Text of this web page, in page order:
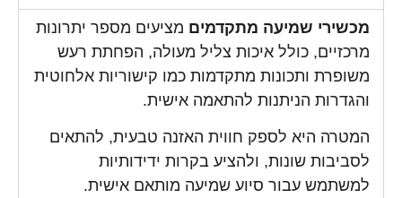
מכשירי שמיעה מתקדמים מציעים מספר יתרונות
מרכזיים, כולל איכות צליל מעולה, הפחתת רעש
משופרת ותכונות מתקדמות כמו קישוריות אלחוטית
והגדרות הניתנות להתאמה אישית.
המטרה היא לספק חווית האזנה טבעית, להתאים
לסביבות שונות, ולהציע בקרות ידידותיות
למשתמש עבור סיוע שמיעה מותאם אישית.